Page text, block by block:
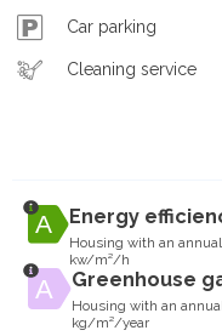
Car parking
Cleaning service
Energy
Housing with an
kw/m²/h
Greenhouse
Housing with an
kg/m²/year